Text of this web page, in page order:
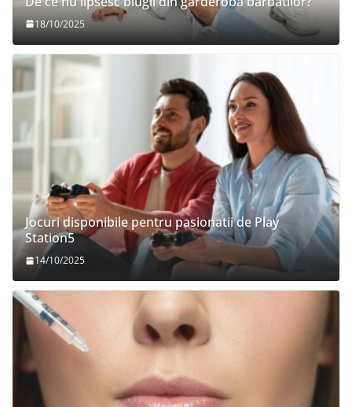
18/10/2025
Jocuri disponibile pentru pasionatii de Play
Station5
14/10/2025